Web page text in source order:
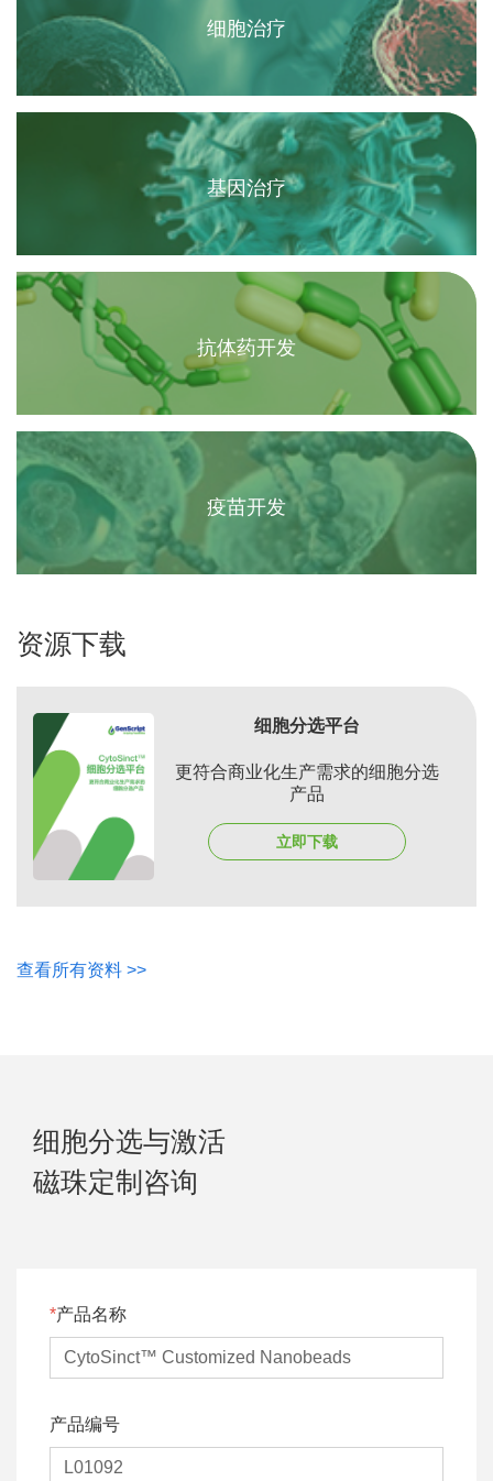
细胞治疗
基因治疗
抗体药开发
疫苗开发
资源下载
细胞分选平台
更符合商业化生产需求的细胞分选
产品
立即下载
查看所有资料 >>
细胞分选与激活
磁珠定制咨询
产品名称
产品编号